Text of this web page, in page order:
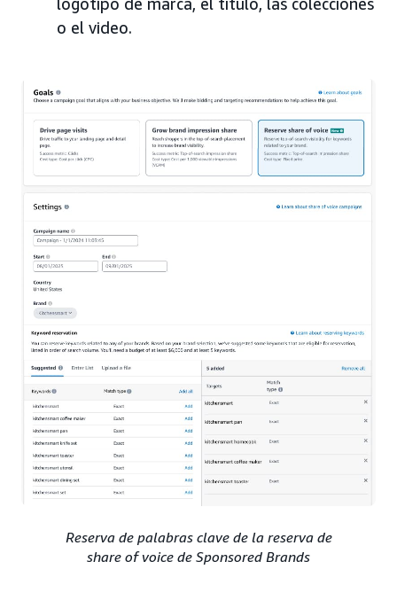
o el video.
Reserva de palabras clave de la reserva de
share of voice de Sponsored Brands